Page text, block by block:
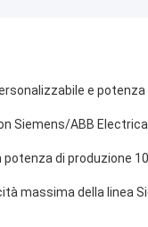
e
Siemens/ABB
di produzione
massima della linea